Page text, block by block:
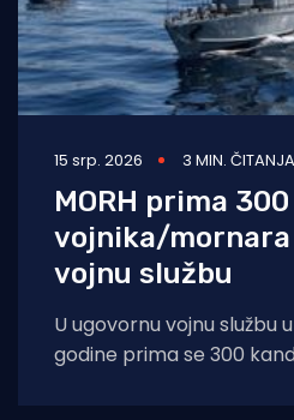
15 srp. 2026 3 MIN. ČITANJA
MORH prima 300
vojnika/
vojnu službu
U ugovornu vojnu službu
godine prima se 300